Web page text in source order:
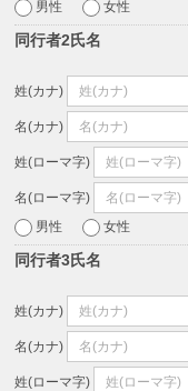
男性
女性
同行者2氏名
姓(カナ)
名(カナ)
姓(ローマ字)
名(ローマ字)
男性
女性
同行者3氏名
姓(カナ)
名(カナ)
姓(ローマ字)